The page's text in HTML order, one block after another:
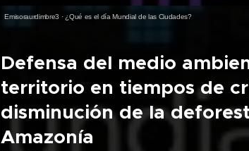
Emisoraurdimbre3 · ¿Qué es el día Mundial de las Ciudades?
Defensa del medio
territorio en tiempos de
disminución de la
Amazonía